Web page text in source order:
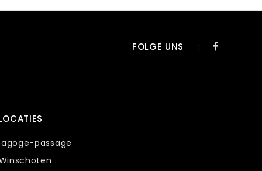
FOLGE UNS :
passage